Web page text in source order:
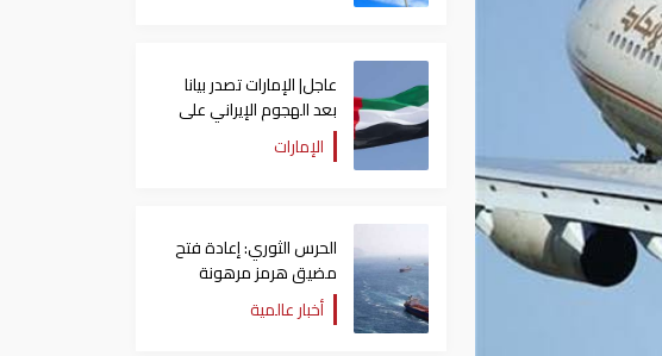
عاجل| الإمارات تصدر بيانا
بعد الهجوم الإيراني على
سفينة تابعة لـ"أدنوك"
الإمارات
الحرس الثوري: إعادة فتح
مضيق هرمز مرهونة
بقبول واشنطن الكامل
لشروط طهران
أخبار عالمية